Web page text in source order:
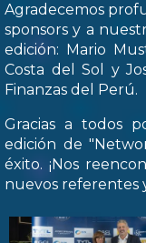
Agradecemos
sponsors y a
edición: Mario
Costa del Sol y
Finanzas del Perú.
Gracias a todos
edición de
éxito. ¡Nos
nuevos referentes